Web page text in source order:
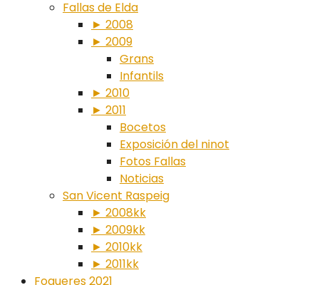
Fallas de Elda
► 2008
► 2009
Grans
Infantils
► 2010
► 2011
Bocetos
Exposición del ninot
Fotos Fallas
Noticias
San Vicent Raspeig
► 2008kk
► 2009kk
► 2010kk
► 2011kk
Fogueres 2021